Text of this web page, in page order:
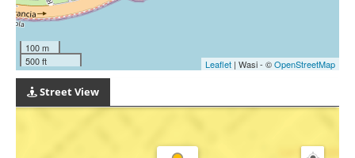
100 m
500 ft
Leaflet | Wasi - ©OpenStreetMap
Street View